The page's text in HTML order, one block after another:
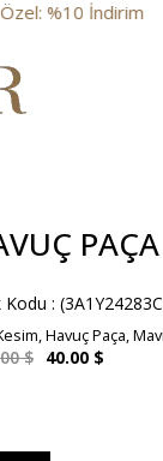
Kodu
Havuç Paça,
$ 40.00 $